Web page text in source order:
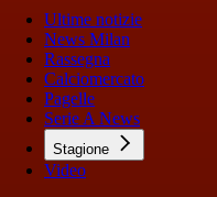
Ultime notizie
News Milan
Rassegna
Calciomercato
Pagelle
Serie A News
Stagione
Video